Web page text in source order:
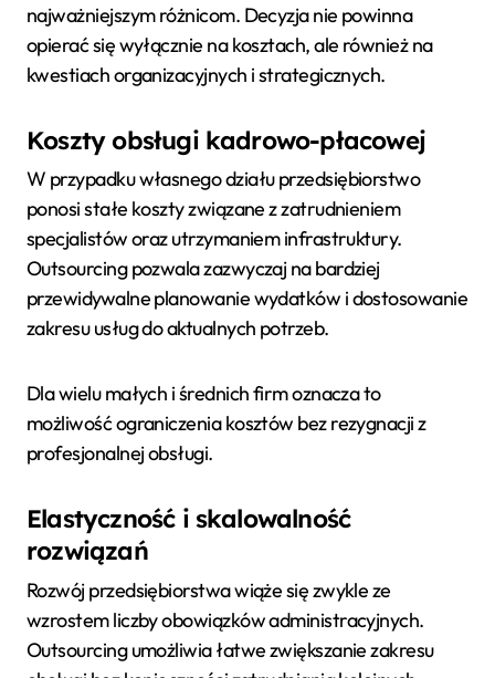
najważniejszym różnicom. Decyzja nie powinna
opierać się wyłącznie na kosztach, ale również na
kwestiach organizacyjnych i strategicznych.
Koszty obsługi kadrowo-płacowej
W przypadku własnego działu przedsiębiorstwo
ponosi stałe koszty związane z zatrudnieniem
specjalistów oraz utrzymaniem infrastruktury.
Outsourcing pozwala zazwyczaj na bardziej
przewidywalne planowanie wydatków i dostosowanie
zakresu usług do aktualnych potrzeb.
Dla wielu małych i średnich firm oznacza to
możliwość ograniczenia kosztów bez rezygnacji z
profesjonalnej obsługi.
Elastyczność i skalowalność
rozwiązań
Rozwój przedsiębiorstwa wiąże się zwykle ze
wzrostem liczby obowiązków administracyjnych.
Outsourcing umożliwia łatwe zwiększanie zakresu